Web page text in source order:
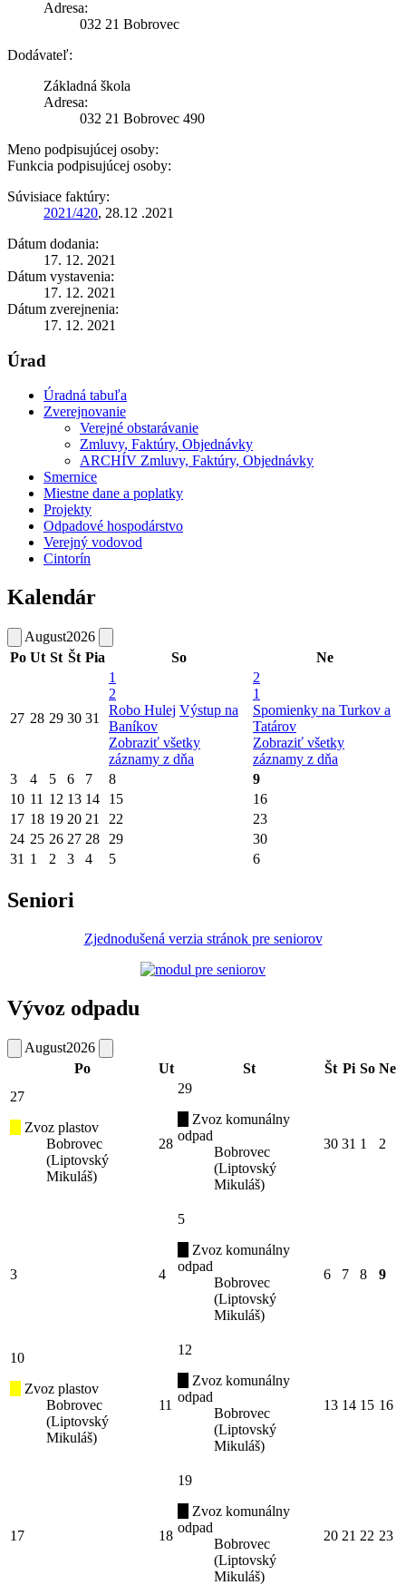
Adresa:
032 21 Bobrovec
Dodávateľ:
Základná škola
Adresa:
032 21 Bobrovec 490
Meno podpisujúcej osoby:
Funkcia podpisujúcej osoby:
Súvisiace faktúry:
2021/420, 28.12 .2021
Dátum dodania:
17. 12. 2021
Dátum vystavenia:
17. 12. 2021
Dátum zverejnenia:
17. 12. 2021
Úrad
Úradná tabuľa
Zverejnovanie
Verejné obstarávanie
Zmluvy, Faktúry, Objednávky
ARCHÍV Zmluvy, Faktúry, Objednávky
Smernice
Miestne dane a poplatky
Projekty
Odpadové hospodárstvo
Verejný vodovod
Cintorín
Kalendár
August2026
Po Ut St Št Pia So Ne
27 28 29 30 31
1
2
Robo Hulej Výstup na
Baníkov
Zobraziť všetky
záznamy z dňa
2
1
Spomienky na Turkov a
Tatárov
Zobraziť všetky
záznamy z dňa
3
4 5 6 7 8
9
10 11 12 13 14 15
16
17 18 19 20 21 22
23
24 25 26 27 28 29
30
31 1 2 3 4 5 6
Seniori
Zjednodušená verzia stránok pre seniorov
Vývoz odpadu
August2026
Po
Ut St Št Pi So Ne
27
Zvoz plastov
Bobrovec
(Liptovský
Mikuláš)
28
29
Zvoz komunálny
odpad
Bobrovec
(Liptovský
Mikuláš)
30 31 1 2
3 4
5
Zvoz komunálny
odpad
Bobrovec
(Liptovský
Mikuláš)
6 7 8 9
10
Zvoz plastov
Bobrovec
(Liptovský
Mikuláš)
11
12
Zvoz komunálny
odpad
Bobrovec
(Liptovský
Mikuláš)
13 14 15 16
17 18
19
Zvoz komunálny
odpad
Bobrovec
(Liptovský
Mikuláš)
20 21 22 23